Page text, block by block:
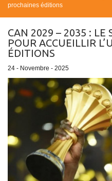
prochaines éditions
CAN 2029 – 2035 : LE
POUR ACCUEILLIR
ÉDITIONS
24 - Novembre - 2025